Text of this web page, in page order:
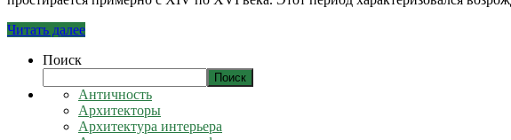
Читать далее
Поиск
Поиск
Античность
Архитекторы
Архитектура интерьера